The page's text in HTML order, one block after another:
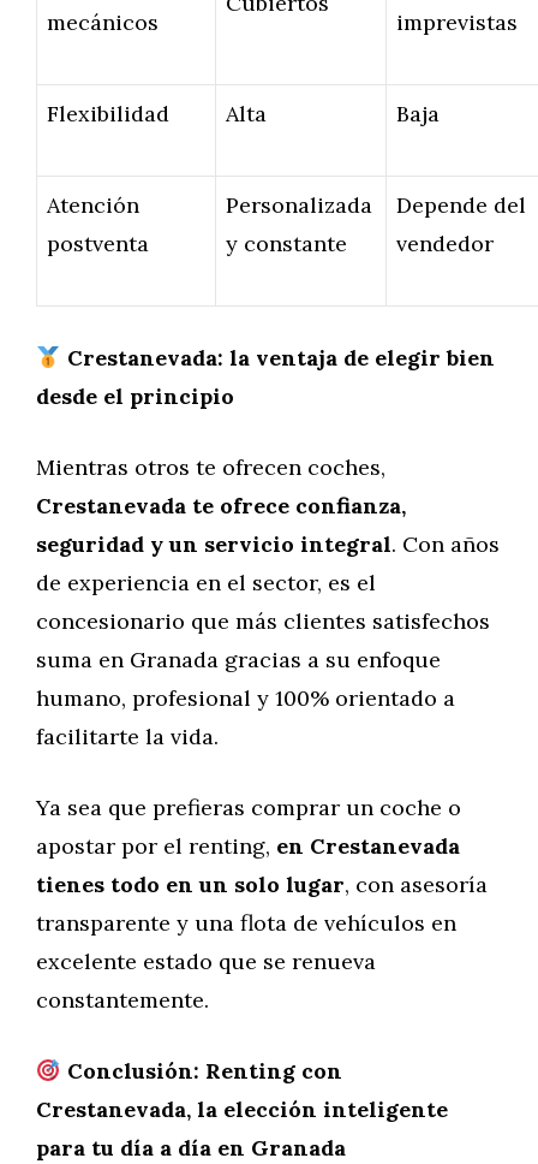
mecánicos
imprevistas
Flexibilidad Alta Baja
Atención
postventa
Personalizada
y constante
Depende del
vendedor
Crestanevada: la ventaja de elegir bien
desde el principio
Mientras otros te ofrecen coches,
Crestanevada te ofrece confianza,
seguridad y un servicio integral. Con años
de experiencia en el sector, es el
concesionario que más clientes satisfechos
suma en Granada gracias a su enfoque
humano, profesional y 100% orientado a
facilitarte la vida.
Ya sea que prefieras comprar un coche o
apostar por el renting, en Crestanevada
tienes todo en un solo lugar, con asesoría
transparente y una flota de vehículos en
excelente estado que se renueva
constantemente.
Conclusión: Renting con
Crestanevada, la elección inteligente
para tu día a día en Granada